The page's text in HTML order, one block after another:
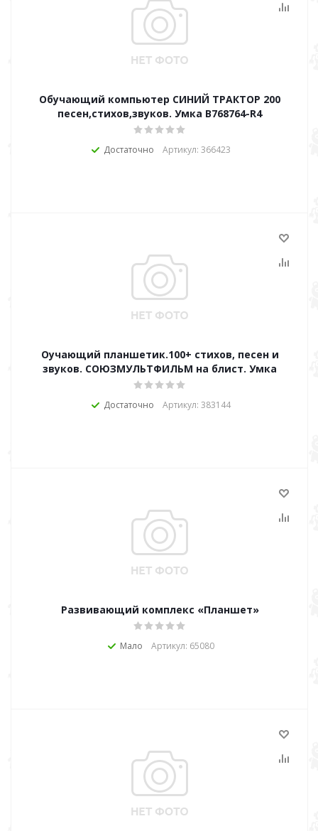
Обучающий компьютер СИНИЙ ТРАКТОР 200
песен,стихов,звуков. Умка B768764-R4
Достаточно Артикул: 366423
Оучающий планшетик.100+ стихов, песен и
звуков. СОЮЗМУЛЬТФИЛЬМ на блист. Умка
Достаточно Артикул: 383144
Развивающий комплекс «Планшет»
Мало Артикул: 65080